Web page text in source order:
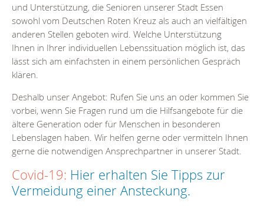
und Unterstützung, die Senioren unserer Stadt Essen
sowohl vom Deutschen Roten Kreuz als auch an vielfältigen
anderen Stellen geboten wird. Welche Unterstützung
Ihnen in Ihrer individuellen Lebenssituation möglich ist, das
lässt sich am einfachsten in einem persönlichen Gespräch
klären.
Deshalb unser Angebot: Rufen Sie uns an oder kommen Sie
vorbei, wenn Sie Fragen rund um die Hilfsangebote für die
ältere Generation oder für Menschen in besonderen
Lebenslagen haben. Wir helfen gerne oder vermitteln Ihnen
gerne die notwendigen Ansprechpartner in unserer Stadt.
Covid-19: Hier erhalten Sie Tipps zur
Vermeidung einer Ansteckung.